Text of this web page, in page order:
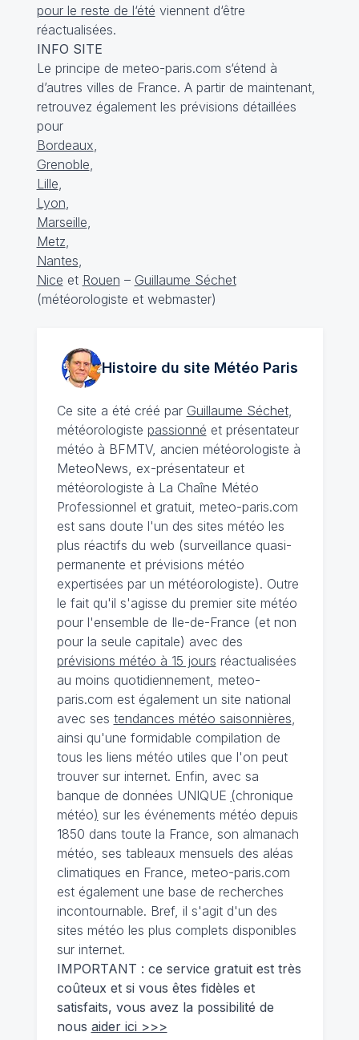
pour le reste de l‘été viennent d‘être
réactualisées.
INFO SITE
Le principe de meteo-paris.com s‘étend à
d’autres villes de France. A partir de maintenant,
retrouvez également les prévisions détaillées
pour
Bordeaux,
Grenoble,
Lille,
Lyon,
Marseille,
Metz,
Nantes,
Nice et Rouen – Guillaume Séchet
(météorologiste et webmaster)
Histoire du site MétéoParis
Ce site a été créé par Guillaume Séchet,
météorologiste passionné et présentateur
météo à BFMTV, ancien météorologiste à
MeteoNews, ex-présentateur et
météorologiste à La Chaîne Météo
Professionnel et gratuit, meteo-paris.com
est sans doute l'un des sites météo les
plus réactifs du web (surveillance quasi-
permanente et prévisions météo
expertisées par un météorologiste). Outre
le fait qu'il s'agisse du premier site météo
pour l'ensemble de Ile-de-France (et non
pour la seule capitale) avec des
prévisions météo à 15 jours réactualisées
au moins quotidiennement, meteo-
paris.com est également un site national
avec ses tendances météo saisonnières,
ainsi qu'une formidable compilation de
tous les liens météo utiles que l'on peut
trouver sur internet. Enfin, avec sa
banque de données UNIQUE (chronique
météo) sur les événements météo depuis
1850 dans toute la France, son almanach
météo, ses tableaux mensuels des aléas
climatiques en France, meteo-paris.com
est également une base de recherches
incontournable. Bref, il s'agit d'un des
sites météo les plus complets disponibles
sur internet.
IMPORTANT : ce service gratuit est très
coûteux et si vous êtes fidèles et
satisfaits, vous avez la possibilité de
nous aider ici >>>